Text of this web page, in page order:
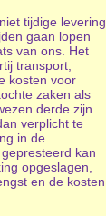
tijdige levering
gaan lopen
van ons. Het
transport,
kosten voor
zaken als
derde zijn
verplicht te
in de
kan
opgeslagen,
en de kosten